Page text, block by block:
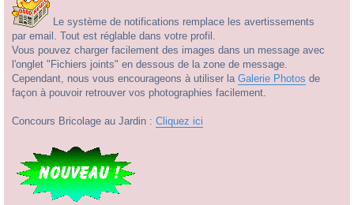
Le système de notifications remplace les avertissements
par email. Tout est réglable dans votre profil.
Vous pouvez charger facilement des images dans un message avec
l'onglet "Fichiers joints" en dessous de la zone de message.
Cependant, nous vous encourageons à utiliser la Galerie Photos de
façon à pouvoir retrouver vos photographies facilement.
Concours Bricolage au Jardin : Cliquez ici